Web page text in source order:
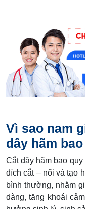
Vì sao nam
dây hãm
Cắt dây hãm bao
đích cắt – nối và tạo
bình thường, nhằm
dàng, tăng khoái